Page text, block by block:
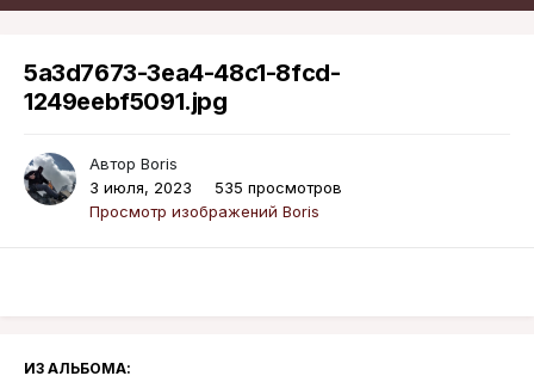
5a3d7673-3ea4-48c1-8fcd-
1249eebf5091.jpg
Автор Boris
3 июля, 2023
535 просмотров
Просмотр изображений Boris
ИЗ АЛЬБОМА: